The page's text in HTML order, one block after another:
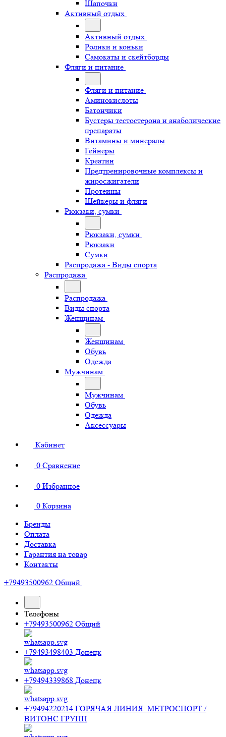
Шапочки
Активный отдых
Активный отдых
Ролики и коньки
Самокаты и скейтборды
Фляги и питание
Фляги и питание
Аминокислоты
Батончики
Бустеры тестостерона и анаболические
препараты
Витамины и минералы
Гейнеры
Креатин
Предтренировочные комплексы и
жиросжигатели
Протеины
Шейкеры и фляги
Рюкзаки, сумки
Рюкзаки, сумки
Рюкзаки
Сумки
Распродажа - Виды спорта
Распродажа
Распродажа
Виды спорта
Женщинам
Женщинам
Обувь
Одежда
Мужчинам
Мужчинам
Обувь
Одежда
Аксессуары
Кабинет
0 Сравнение
0 Избранное
0 Корзина
Бренды
Оплата
Доставка
Гарантия на товар
Контакты
+79493500962 Общий
Телефоны
+79493500962 Общий
+79493498403 Донецк
+79494339868 Донецк
+79494220214 ГОРЯЧАЯ ЛИНИЯ: МЕТРОСПОРТ /
ВИТОНС ГРУПП